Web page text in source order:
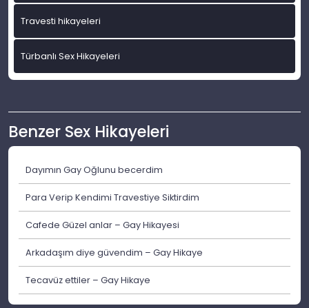
Travesti hikayeleri
Türbanlı Sex Hikayeleri
Benzer Sex Hikayeleri
Dayımın Gay Oğlunu becerdim
Para Verip Kendimi Travestiye Siktirdim
Cafede Güzel anlar – Gay Hikayesi
Arkadaşım diye güvendim – Gay Hikaye
Tecavüz ettiler – Gay Hikaye